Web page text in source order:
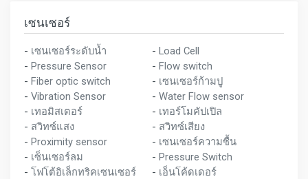
เซนเซอร์
- เซนเซอร์ระดับน้ำ - Load Cell
- Pressure Sensor - Flow switch
- Fiber optic switch - เซนเซอร์ก้ามปู
- Vibration Sensor - Water Flow sensor
- เทอมิสเตอร์ - เทอร์โมคัปเปิล
- สวิทซ์แสง - สวิทซ์เสียง
- Proximity sensor - เซนเซอร์ความซื้น
- เซ็นเซอร์ลม - Pressure Switch
- โฟโต้อิเล็กทริคเซนเซอร์ - เอ็นโค้ดเดอร์